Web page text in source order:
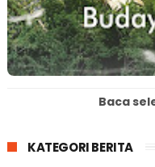
Baca
KATEGORI BERITA